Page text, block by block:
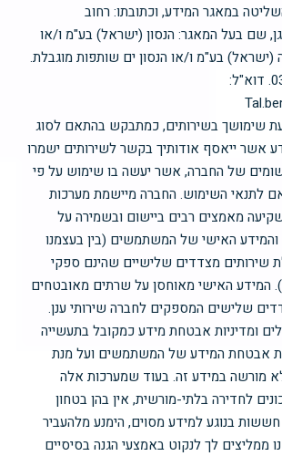
במאגר המידע, וכתובתו: רחוב
5 רמת גן, שם בעל המאגר: הנסון (ישראל) בע"מ ו/או
(ישראל) בע"מ ו/או הנסון ים שותפות מוגבלת.
שימושך בשירותים, כמתבקש בהתאם לסוג
אשר ייאסף אודותיך בקשר לשירותים ישמרו
של החברה, אשר יעשה בו שימוש על פי
לתנאי השימוש. החברה מיישמת מערכות
מאמצים רבים ביישום ובשמירה על
האישי של המשתמשים (בין בעצמנו
שירותים מצדדים שלישיים שהינם ספקי
המידע האישי מאוחסן על שרתים מאובטחים
שלישים המספקים לחברה שירותי ענן.
ומדיניות אבטחת מידע כמקובל בתעשייה
אבטחת המידע של המשתמשים ועל מנת
מורשה במידע זה. בעוד שמערכות אלה
לחדירה בלתי-מורשית, אין בהן בטחון
בנוגע למידע מסוים, הימנע מלהעביר
ממליצים לך לנקוט באמצעי הגנה בסיסיים